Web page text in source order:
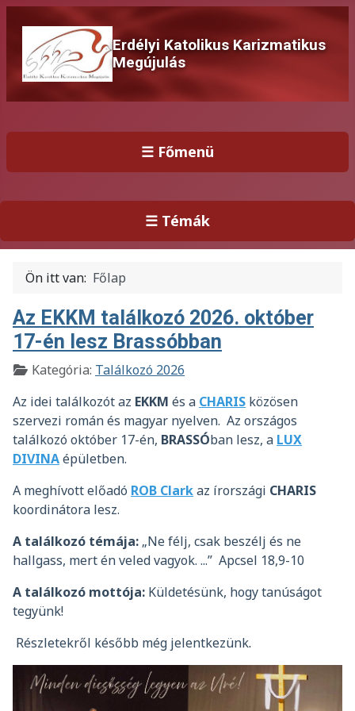
Erdélyi Katolikus Karizmatikus
Megújulás
☰ Főmenü
☰ Témák
Ön itt van: Főlap
Az EKKM találkozó 2026. október
17-én lesz Brassóbban
Részletek
Kategória: Találkozó 2026
Az idei találkozót az EKKM és a CHARIS közösen
szervezi román és magyar nyelven. Az országos
találkozó október 17-én, BRASSÓban lesz, a LUX
DIVINAépületben.
A meghívott előadó ROB Clarkaz írországi CHARIS
koordinátora lesz.
A találkozó témája: „Ne félj, csak beszélj és ne
hallgass, mert én veled vagyok. ...” Apcsel 18,9-10
A találkozó mottója: Küldetésünk, hogy tanúságot
tegyünk!
Részletekről később még jelentkezünk.